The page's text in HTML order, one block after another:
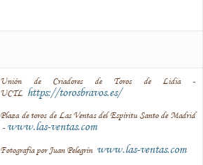
Unión de Criadores de Toros de Lidia -
UCTL https://torosbravos.es/
Plaza de toros de Las Ventas del Espíritu Santo de Madrid
- www.las-ventas.com
Fotografía por Juan Pelegrín www.las-ventas.com